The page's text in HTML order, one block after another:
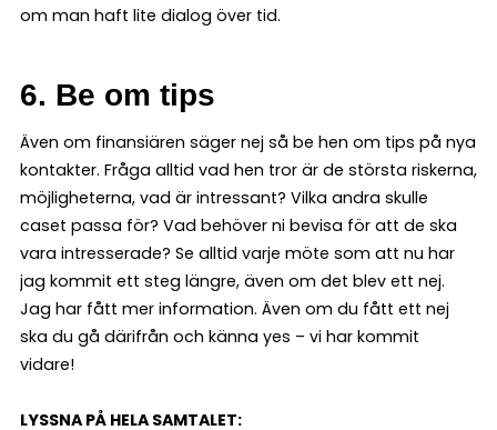
om man haft lite dialog över tid.
6. Be om tips
Även om finansiären säger nej så be hen om tips på nya
kontakter. Fråga alltid vad hen tror är de största riskerna,
möjligheterna, vad är intressant? Vilka andra skulle
caset passa för? Vad behöver ni bevisa för att de ska
vara intresserade? Se alltid varje möte som att nu har
jag kommit ett steg längre, även om det blev ett nej.
Jag har fått mer information. Även om du fått ett nej
ska du gå därifrån och känna yes – vi har kommit
vidare!
LYSSNA PÅ HELA SAMTALET: